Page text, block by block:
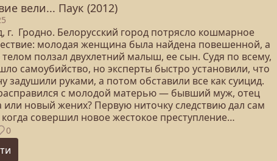
вели... Паук (2012)
г. Гродно. Белорусский город потрясло кошмарное
молодая женщина была найдена повешенной, а
ползал двухлетний малыш, ее сын. Судя по всему,
самоубийство, но эксперты быстро установили, что
задушили руками, а потом обставили все как суицид.
с молодой матерью — бывший муж, отец
или новый жених? Первую ниточку следствию дал сам
совершил новое жестокое преступление…
0